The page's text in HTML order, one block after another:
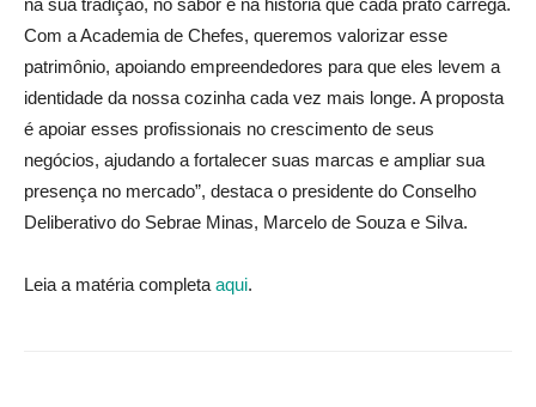
Com a Academia de Chefes, queremos valorizar esse
patrimônio, apoiando empreendedores para que eles levem a
identidade da nossa cozinha cada vez mais longe. A proposta
é apoiar esses profissionais no crescimento de seus
negócios, ajudando a fortalecer suas marcas e ampliar sua
presença no mercado”, destaca o presidente do Conselho
Deliberativo do Sebrae Minas, Marcelo de Souza e Silva.
Leia a matéria completa aqui.